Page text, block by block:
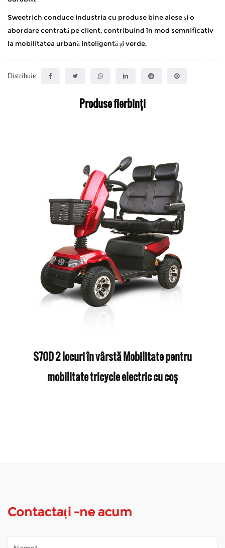
Sweetrich conduce industria cu produse bine alese și o
abordare centrată pe client, contribuind în mod semnificativ
la mobilitatea urbană inteligentă și verde.
Distribuie:
Produse fierbinți
S70D 2 locuri în vârstă Mobilitate pentru
mobilitate tricycle electric cu coș
Contactați -ne acum